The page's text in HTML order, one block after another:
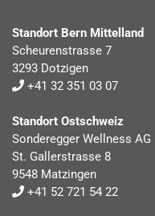
Standort Bern Mittelland
Scheurenstrasse 7
3293 Dotzigen
+41 32 351 03 07
Standort Ostschweiz
Sonderegger Wellness AG
St. Gallerstrasse 8
9548 Matzingen
+41 52 721 54 22